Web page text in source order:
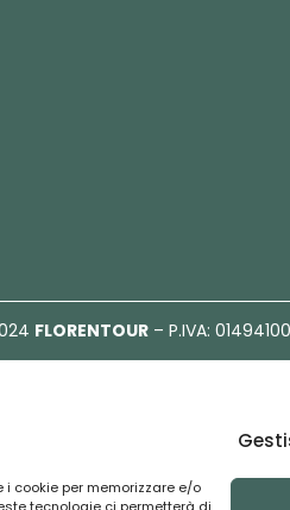
i cookie per memorizzare e/o
FLORENTOUR – P.IVA: